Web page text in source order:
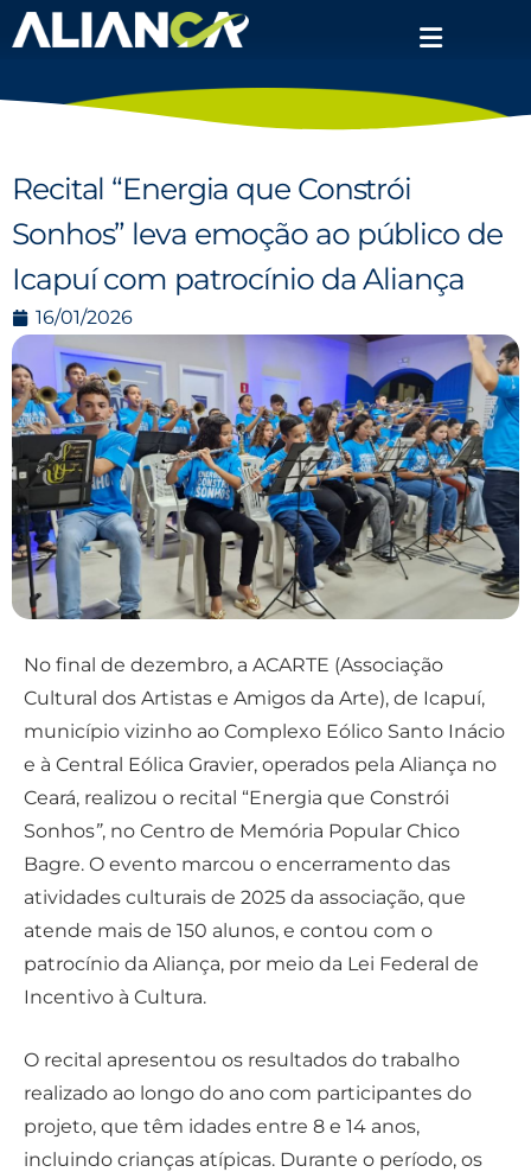
Recital “Energia que Constrói
Sonhos” leva emoção ao público de
Icapuí com patrocínio da Aliança
16/01/2026
No final de dezembro, a ACARTE (Associação
Cultural dos Artistas e Amigos da Arte), de Icapuí,
município vizinho ao Complexo Eólico Santo Inácio
e à Central Eólica Gravier, operados pela Aliança no
Ceará, realizou o recital “Energia que Constrói
Sonhos”, no Centro de Memória Popular Chico
Bagre. O evento marcou o encerramento das
atividades culturais de 2025 da associação, que
atende mais de 150 alunos, e contou com o
patrocínio da Aliança, por meio da Lei Federal de
Incentivo à Cultura.
O recital apresentou os resultados do trabalho
realizado ao longo do ano com participantes do
projeto, que têm idades entre 8 e 14 anos,
incluindo crianças atípicas. Durante o período, os